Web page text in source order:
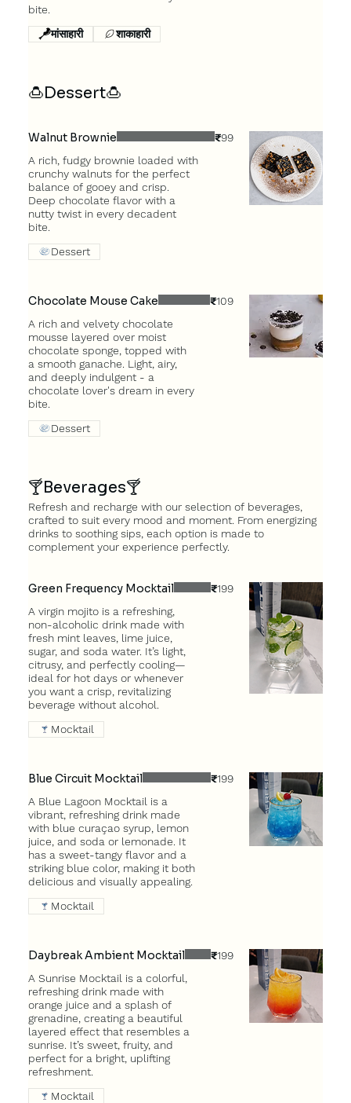
bite.
मांसाहारी
शाकाहारी
🍮Dessert🍮
Walnut Brownie
A rich, fudgy brownie loaded with
crunchy walnuts for the perfect
balance of gooey and crisp.
Deep chocolate flavor with a
nutty twist in every decadent
bite.
₹99
Dessert
Chocolate Mouse Cake
A rich and velvety chocolate
mousse layered over moist
chocolate sponge, topped with
a smooth ganache. Light, airy,
and deeply indulgent - a
chocolate lover's dream in every
bite.
₹109
Dessert
🍸Beverages🍸
Refresh and recharge with our selection of beverages,
crafted to suit every mood and moment. From energizing
drinks to soothing sips, each option is made to
complement your experience perfectly.
Green Frequency Mocktail
A virgin mojito is a refreshing,
non-alcoholic drink made with
fresh mint leaves, lime juice,
sugar, and soda water. It’s light,
citrusy, and perfectly cooling—
ideal for hot days or whenever
you want a crisp, revitalizing
beverage without alcohol.
₹199
Mocktail
⁠Blue Circuit Mocktail
A Blue Lagoon Mocktail is a
vibrant, refreshing drink made
with blue curaçao syrup, lemon
juice, and soda or lemonade. It
has a sweet-tangy flavor and a
striking blue color, making it both
delicious and visually appealing.
₹199
Mocktail
Daybreak Ambient Mocktail
A Sunrise Mocktail is a colorful,
refreshing drink made with
orange juice and a splash of
grenadine, creating a beautiful
layered effect that resembles a
sunrise. It’s sweet, fruity, and
perfect for a bright, uplifting
refreshment.
₹199
Mocktail